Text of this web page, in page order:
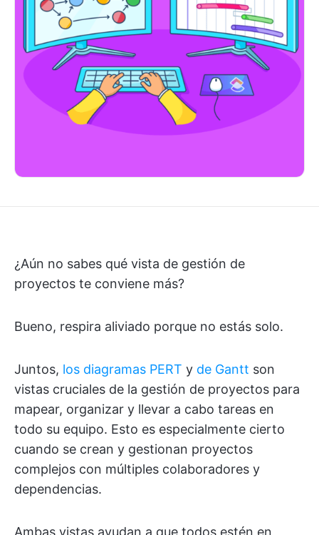
¿Aún no sabes qué vista de gestión de
proyectos te conviene más?
Bueno, respira aliviado porque no estás solo.
Juntos, los diagramas PERT y de Gantt son
vistas cruciales de la gestión de proyectos para
mapear, organizar y llevar a cabo tareas en
todo su equipo. Esto es especialmente cierto
cuando se crean y gestionan proyectos
complejos con múltiples colaboradores y
dependencias.
Ambas vistas ayudan a que todos estén en